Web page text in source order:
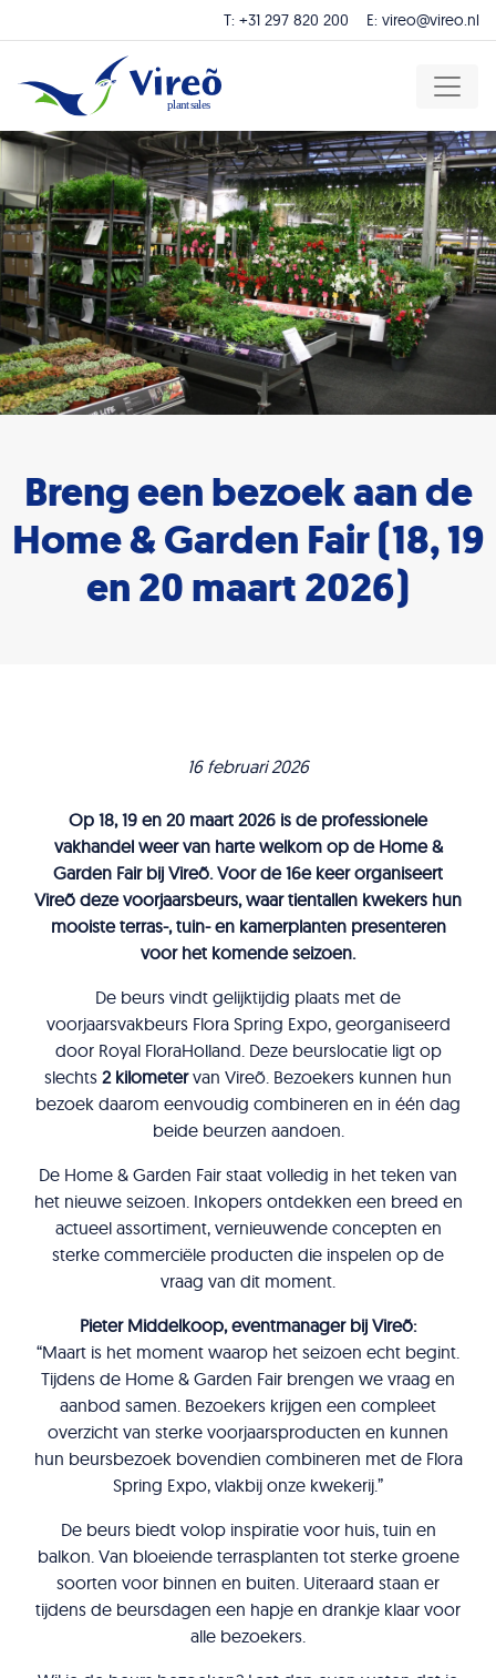
T: +31 297 820 200 E: vireo@vireo.nl
Breng een bezoek aan de
Home & Garden Fair (18, 19
en 20 maart 2026)
16 februari 2026
Op 18, 19 en 20 maart 2026 is de professionele
vakhandel weer van harte welkom op de Home &
Garden Fair bij Vireõ. Voor de 16e keer organiseert
Vireõ deze voorjaarsbeurs, waar tientallen kwekers hun
mooiste terras-, tuin- en kamerplanten presenteren
voor het komende seizoen.
De beurs vindt gelijktijdig plaats met de
voorjaarsvakbeurs Flora Spring Expo, georganiseerd
door Royal FloraHolland. Deze beurslocatie ligt op
slechts 2 kilometervan Vireõ. Bezoekers kunnen hun
bezoek daarom eenvoudig combineren en in één dag
beide beurzen aandoen.
De Home & Garden Fair staat volledig in het teken van
het nieuwe seizoen. Inkopers ontdekken een breed en
actueel assortiment, vernieuwende concepten en
sterke commerciële producten die inspelen op de
vraag van dit moment.
Pieter Middelkoop, eventmanager bij Vireõ:
“Maart is het moment waarop het seizoen echt begint.
Tijdens de Home & Garden Fair brengen we vraag en
aanbod samen. Bezoekers krijgen een compleet
overzicht van sterke voorjaarsproducten en kunnen
hun beursbezoek bovendien combineren met de Flora
Spring Expo, vlakbij onze kwekerij.”
De beurs biedt volop inspiratie voor huis, tuin en
balkon. Van bloeiende terrasplanten tot sterke groene
soorten voor binnen en buiten. Uiteraard staan er
tijdens de beursdagen een hapje en drankje klaar voor
alle bezoekers.